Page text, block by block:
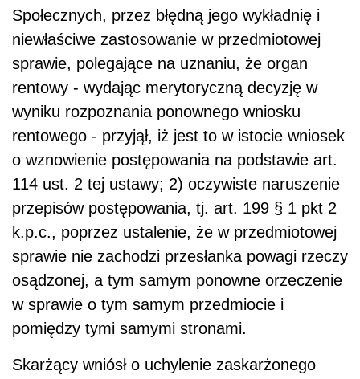
Społecznych, przez błędną jego wykładnię i
niewłaściwe zastosowanie w przedmiotowej
sprawie, polegające na uzna­niu, że organ
rentowy - wydając merytoryczną decyzję w
wyniku rozpoznania po­nownego wniosku
rentowego - przyjął, iż jest to w istocie wniosek
o wznowienie postępowania na podstawie art.
114 ust. 2 tej ustawy; 2) oczywiste naruszenie
przepi­sów postępowania, tj. art. 199 § 1 pkt 2
k.p.c., poprzez ustalenie, że w przedmiotowej
sprawie nie zachodzi przesłanka powagi rzeczy
osądzonej, a tym samym ponowne orzeczenie
w sprawie o tym samym przedmiocie i
pomiędzy tymi samymi stronami.
Skarżący wniósł o uchylenie zaskarżonego